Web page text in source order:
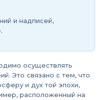
и надписей,
осуществлять
Это связано с тем, что
и дух той эпохи,
расположенный на